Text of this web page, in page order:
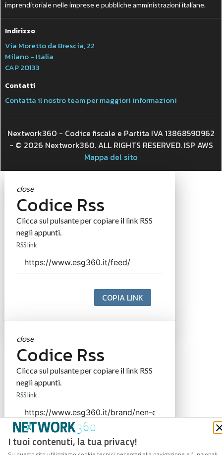
I tuoi contenuti, la tua privacy!
imprenditoriale nelle imprese e pubbliche amministrazioni italiane.
Indirizzo
Via Moretto da Brescia, 22
Milano - Italia
CAP 20133
Contatti
Contatta il nostro team per maggiori informazioni
Nextwork360 - Codice fiscale e Partita IVA 13868590962
- © 2026 Nextwork360. ALL RIGHTS RESERVED. ISP AWS
Mappa del sito
close
Codice Rss
Clicca sul pulsante per copiare il link RSS
negli appunti.
RSS link
COPIA LINK
close
Codice Rss
Clicca sul pulsante per copiare il link RSS
negli appunti.
RSS link
COPIA LINK